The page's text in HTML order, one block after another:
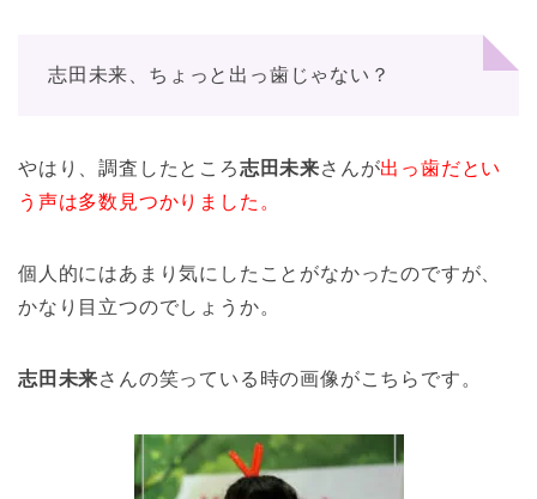
志田未来、ちょっと出っ歯じゃない？
やはり、調査したところ志田未来さんが出っ歯だとい
う声は多数見つかりました。
個人的にはあまり気にしたことがなかったのですが、
かなり目立つのでしょうか。
志田未来さんの笑っている時の画像がこちらです。